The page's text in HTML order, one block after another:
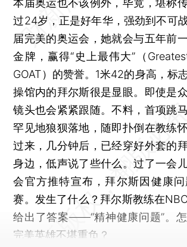
过24岁，正是好年华，强劲到不可
届完美的奥运会，她就会与五年前
金牌，赢得“史上最伟大”（
GOAT）的赞誉。1米42的身高，标
操馆内的拜尔斯很是显眼。即使是
镜头也会紧紧跟随。不料，首项跳
罕见地狼狈落地，随即扑倒在教练
过来，几分钟后，已经穿好外套的
身边，低声说了些什么。过了一会
会官方推特宣布，拜尔斯因健康
赛。发生了什么？拜尔斯教练在
给出了答案——“精神健康问题”。
完美英雄不堪重负？